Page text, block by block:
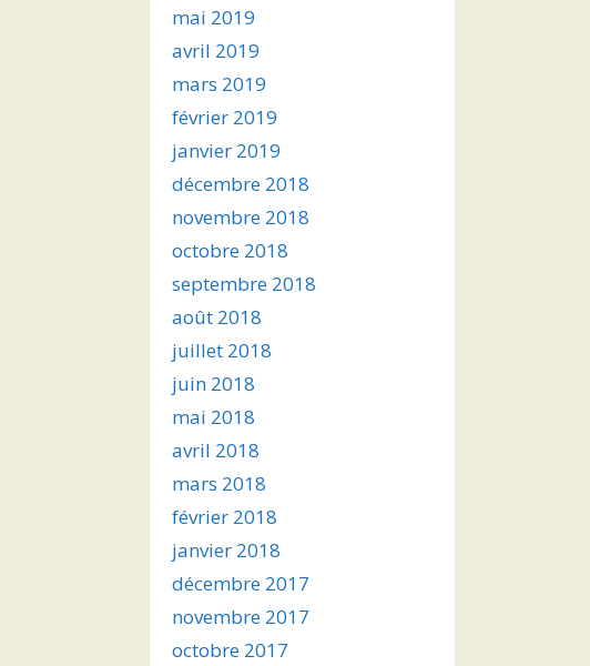
mai 2019
avril 2019
mars 2019
février 2019
janvier 2019
décembre 2018
novembre 2018
octobre 2018
septembre 2018
août 2018
juillet 2018
juin 2018
mai 2018
avril 2018
mars 2018
février 2018
janvier 2018
décembre 2017
novembre 2017
octobre 2017